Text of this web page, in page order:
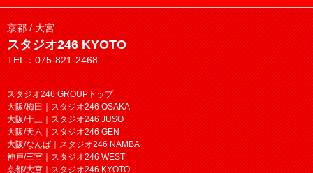
京都 / 大宮
スタジオ246 KYOTO
TEL：075-821-2468
スタジオ246 GROUPトップ
大阪/梅田｜スタジオ246 OSAKA
大阪/十三｜スタジオ246 JUSO
大阪/天六｜スタジオ246 GEN
大阪/なんば｜スタジオ246 NAMBA
神戸/三宮｜スタジオ246 WEST
京都/大宮｜スタジオ246 KYOTO